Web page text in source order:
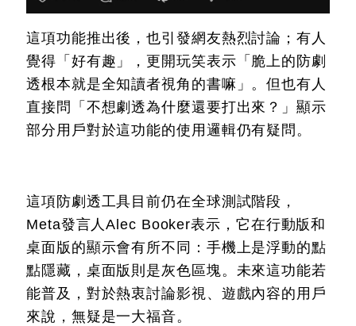
這項功能推出後，也引發網友熱烈討論；有人
覺得「好有趣」，更開玩笑表示「脆上的防劇
透根本就是全知讀者視角的書嘛」。但也有人
直接問「不想劇透為什麼還要打出來？」顯示
部分用戶對於這功能的使用邏輯仍有疑問。
這項防劇透工具目前仍在全球測試階段，
Meta發言人Alec Booker表示，它在行動版和
桌面版的顯示會有所不同：手機上是浮動的點
點隱藏，桌面版則是灰色區塊。未來這功能若
能普及，對於熱衷討論影視、遊戲內容的用戶
來說，無疑是一大福音。